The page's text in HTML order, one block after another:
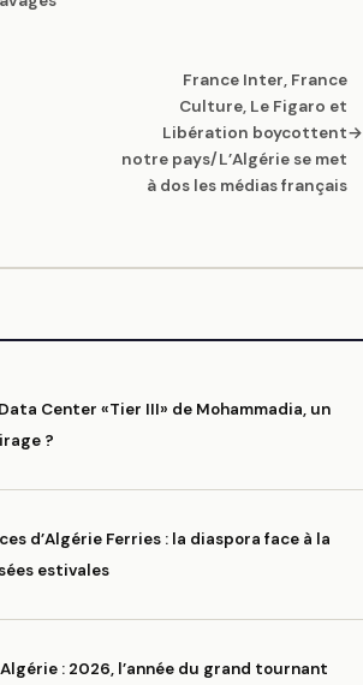
France Inter, France
Culture, Le Figaro et
Libération boycottent
notre pays/L’Algérie se met
à dos les médias français
→
Center «Tier III» de Mohammadia, un
?
d’Algérie Ferries : la diaspora face à la
estivales
: 2026, l’année du grand tournant